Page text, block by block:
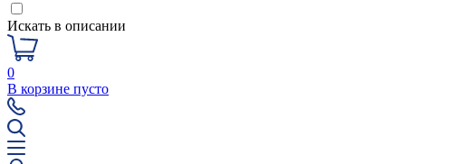
Искать в описании
0
В корзине пусто